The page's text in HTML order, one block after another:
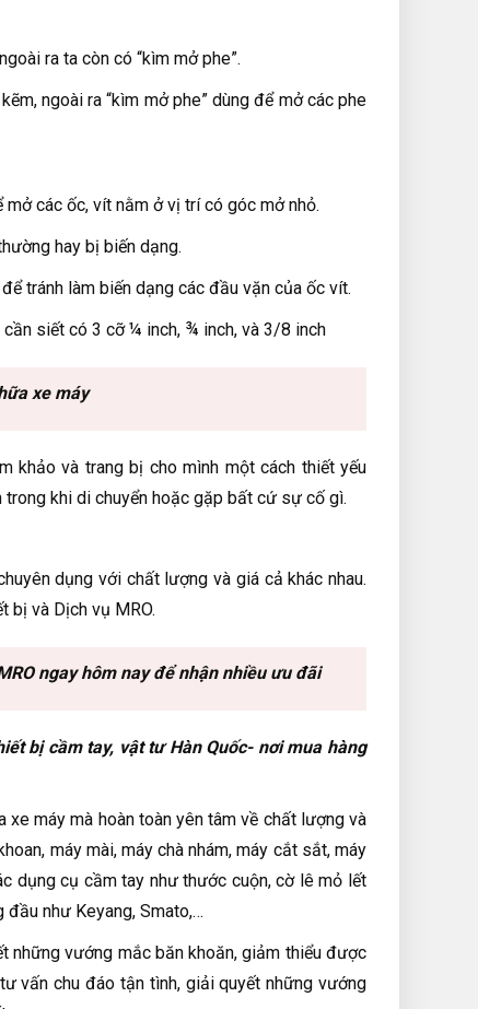
ra ta còn có “kìm mở phe”.
ngoài ra “kìm mở phe” dùng để mở các phe
mở các ốc, vít nằm ở vị trí có góc mở nhỏ.
hay bị biến dạng.
tránh làm biến dạng các đầu vặn của ốc vít.
siết có 3 cỡ ¼ inch, ¾ inch, và 3/8 inch
xe máy
khảo và trang bị cho mình một cách thiết yếu
khi di chuyển hoặc gặp bất cứ sự cố gì.
dụng với chất lượng và giá cả khác nhau.
bị và Dịch vụ MRO.
ngay hôm nay để nhận nhiều ưu đãi
bị cầm tay, vật tư Hàn Quốc- nơi mua hàng
máy mà hoàn toàn yên tâm về chất lượng và
máy mài, máy chà nhám, máy cắt sắt, máy
dụng cụ cầm tay như thước cuộn, cờ lê mỏ lết
đầu như Keyang, Smato,…
những vướng mắc băn khoăn, giảm thiểu được
vấn chu đáo tận tình, giải quyết những vướng